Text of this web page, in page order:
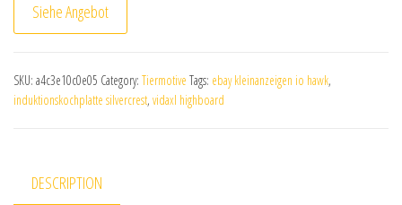
Siehe Angebot
SKU: a4c3e10c0e05 Category: Tiermotive Tags: ebay kleinanzeigen io hawk,
induktionskochplatte silvercrest, vidaxl highboard
DESCRIPTION